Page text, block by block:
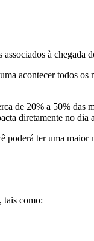
à
acontecer todos
de 20% a 50%
diretamente no dia
ter uma
tais como: